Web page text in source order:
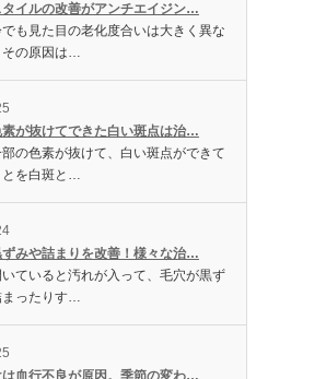
タイルの改善がアンチエイジン…
でも見た目の老化度合いは大きく異な
その原因は…
素が抜けてできた白い斑点は治…
の色素が抜けて、白い斑点ができて
とを白斑と…
みや詰まりを改善！様々な治…
ていると汚れが入って、毛穴が黒ず
まったりす…
は血行不良が原因。季節の変わ…